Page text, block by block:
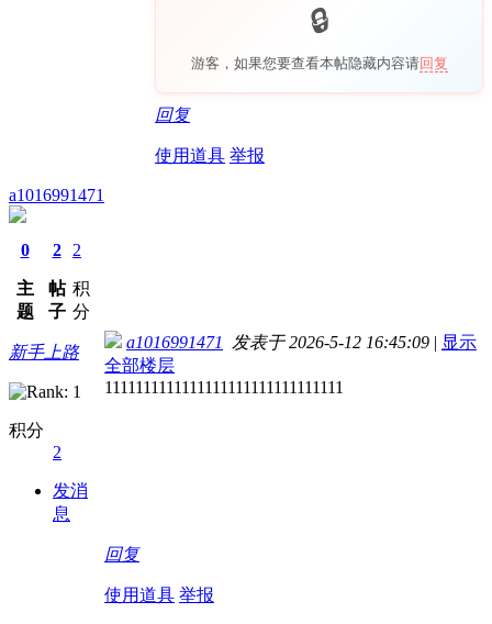
游客，如果您要查看本帖隐藏内容请回复
回复
使用道具 举报
a1016991471
0
主
题
2
帖
子
2
积
分
新手上路
积分
2
发消
息
a1016991471 发表于 2026-5-12 16:45:09 | 显示
全部楼层
1111111111111111111111111111111
回复
使用道具 举报